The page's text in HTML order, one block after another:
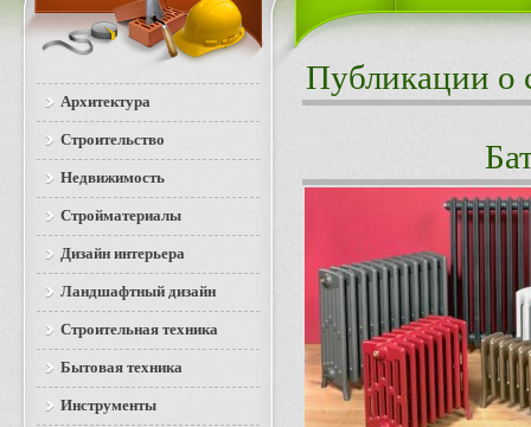
Публикации о
Архитектура
Строительство
Недвижимость
Стройматериалы
Дизайн интерьера
Ландшафтный дизайн
Строительная техника
Бытовая техника
Инструменты